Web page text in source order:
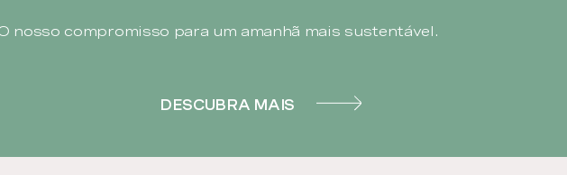
nosso compromisso para um amanhã mais sustentável.
DESCUBRA MAIS